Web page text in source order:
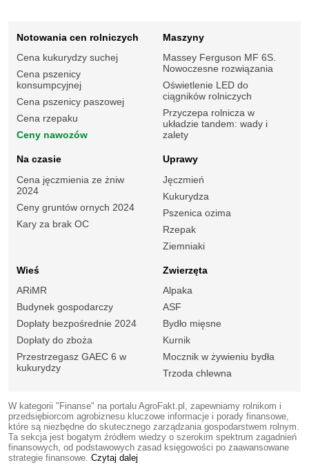
Notowania cen rolniczych
Cena kukurydzy suchej
Cena pszenicy
konsumpcyjnej
Cena pszenicy paszowej
Cena rzepaku
Ceny nawozów
Maszyny
Massey Ferguson MF 6S.
Nowoczesne rozwiązania
Oświetlenie LED do
ciągników rolniczych
Przyczepa rolnicza w
układzie tandem: wady i
zalety
Na czasie
Cena jęczmienia ze żniw
2024
Ceny gruntów ornych 2024
Kary za brak OC
Uprawy
Jęczmień
Kukurydza
Pszenica ozima
Rzepak
Ziemniaki
Wieś
ARiMR
Budynek gospodarczy
Dopłaty bezpośrednie 2024
Dopłaty do zboża
Przestrzegasz GAEC 6 w
kukurydzy
Zwierzęta
Alpaka
ASF
Bydło mięsne
Kurnik
Mocznik w żywieniu bydła
Trzoda chlewna
W kategorii "Finanse" na portalu AgroFakt.pl, zapewniamy rolnikom i
przedsiębiorcom agrobiznesu kluczowe informacje i porady finansowe,
które są niezbędne do skutecznego zarządzania gospodarstwem rolnym.
Ta sekcja jest bogatym źródłem wiedzy o szerokim spektrum zagadnień
finansowych, od podstawowych zasad księgowości po zaawansowane
strategie finansowe. Czytaj dalej